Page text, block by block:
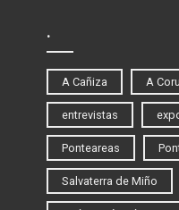
.
A Cañiza A
entrevistas
Ponteareas
Salvaterra de Miño